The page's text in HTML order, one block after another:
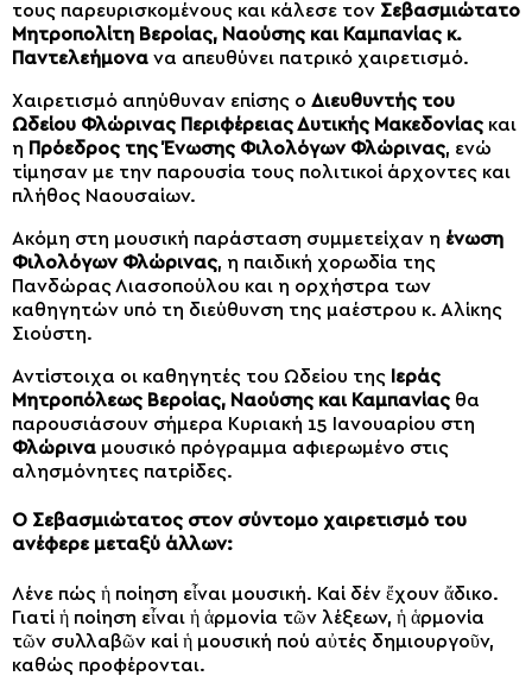
τους παρευρισκομένους και κάλεσε τον Σεβασμιώτατο
Μητροπολίτη Βεροίας, Ναούσης και Καμπανίας κ.
Παντελεήμονα να απευθύνει πατρικό χαιρετισμό.
Χαιρετισμό απηύθυναν επίσης ο Διευθυντής του
Ωδείου Φλώρινας Περιφέρειας Δυτικής Μακεδονίας και
η Πρόεδρος της Ένωσης Φιλολόγων Φλώρινας, ενώ
τίμησαν με την παρουσία τους πολιτικοί άρχοντες και
πλήθος Ναουσαίων.
Ακόμη στη μουσική παράσταση συμμετείχαν η ένωση
Φιλολόγων Φλώρινας, η παιδική χορωδία της
Πανδώρας Λιασοπούλου και η ορχήστρα των
καθηγητών υπό τη διεύθυνση της μαέστρου κ. Αλίκης
Σιούστη.
Αντίστοιχα οι καθηγητές του Ωδείου της Ιεράς
Μητροπόλεως Βεροίας, Ναούσης και Καμπανίας θα
παρουσιάσουν σήμερα Κυριακή 15 Ιανουαρίου στη
Φλώρινα μουσικό πρόγραμμα αφιερωμένο στις
αλησμόνητες πατρίδες.
Ο Σεβασμιώτατος στον σύντομο χαιρετισμό του
ανέφερε μεταξύ άλλων:
Λένε πώς ἡ ποίηση εἶναι μουσική. Καί δέν ἔχουν ἄδικο.
Γιατί ἡ ποίη­ση εἶναι ἡ ἁρμονία τῶν λέξεων, ἡ ἁρμονία
τῶν συλλαβῶν καί ἡ μουσική πού αὐτές δημιουργοῦν,
καθώς προφέρονται.